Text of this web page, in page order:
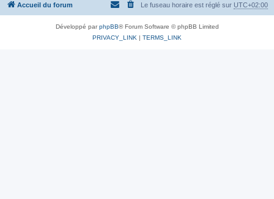
e
Accueil du forum Le fuseau horaire est réglé sur UTC+02:00
Développé parphpBB® Forum Software © phpBB Limited
PRIVACY_LINK | TERMS_LINK